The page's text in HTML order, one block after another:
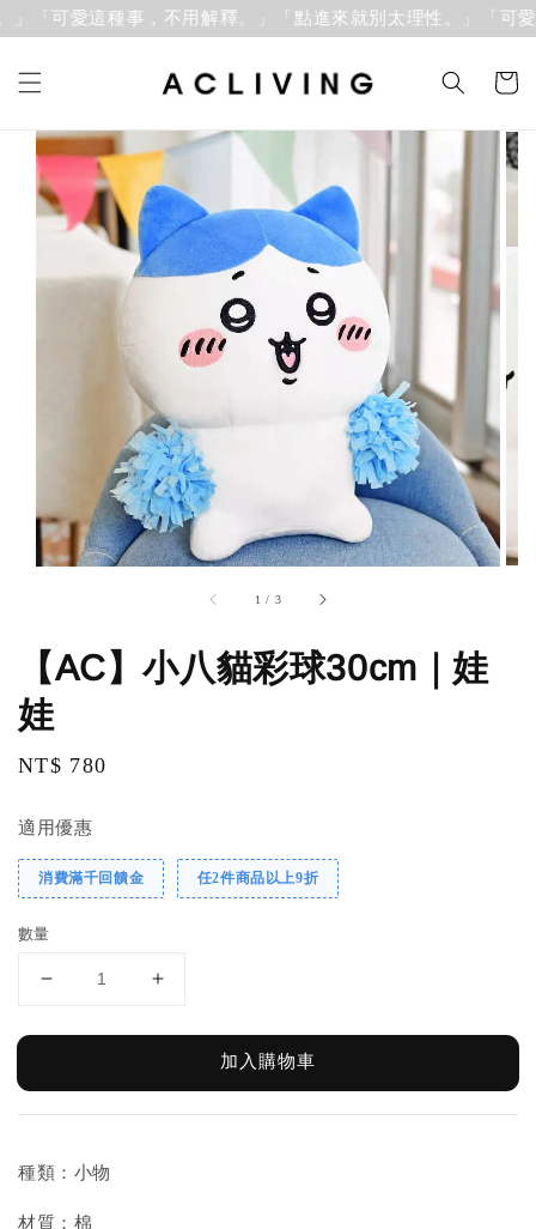
「可愛這種事，不用解釋。」 「點進來就別太理性。」「可愛
1 / 3
【AC】小八貓彩球30cm｜娃
娃
Regular
NT$ 780
適用優惠
消費滿千回饋金 任2件商品以上9折
數量
加入購物車
種類：小物
材質：棉